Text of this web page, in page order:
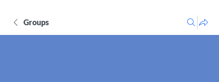
Groups